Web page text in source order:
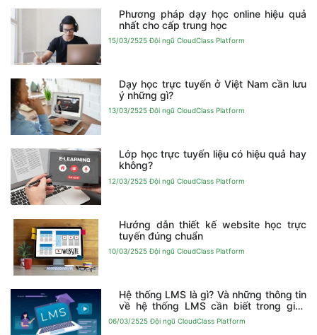
Phương pháp dạy học online hiệu quả
nhất cho cấp trung học
15/03/2525 Đội ngũ CloudClass Platform
Dạy học trực tuyến ở Việt Nam cần lưu
ý những gì?
13/03/2525 Đội ngũ CloudClass Platform
Lớp học trực tuyến liệu có hiệu quả hay
không?
12/03/2525 Đội ngũ CloudClass Platform
Hướng dẫn thiết kế website học trực
tuyến đúng chuẩn
10/03/2525 Đội ngũ CloudClass Platform
Hệ thống LMS là gì? Và những thông tin
về hệ thống LMS cần biết trong giáo
dục
06/03/2525 Đội ngũ CloudClass Platform